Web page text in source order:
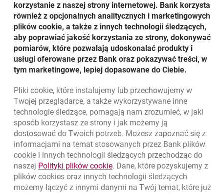
złożoność produktu.
Dowiedz się więcejCzym jest MiFID?
Dowiedz się więcej Klasyfikacja Klientów
Ocena adekwatności
Opis ryzyka
Dowiedz się więcejOpis ryzyka
Dowiedz się więcejKonflikt interesów
Dokumenty
Dowiedz się więcejDokumenty
Nawigacja dolna
Zadzwoń do nas
801 331 331
(+48) 22 598 40 40
Migam
korzystanie z naszej strony internetowej. Bank korzysta
również z opcjonalnych analitycznych i marketingowych
plików cookie, a także z innych technologii śledzących,
aby poprawiać jakość korzystania ze strony, dokonywać
pomiarów, które pozwalają udoskonalać produkty i
usługi oferowane przez Bank oraz pokazywać treści, w
tym marketingowe, lepiej dopasowane do Ciebie.
Pliki cookie, które instalujemy lub przechowujemy w
Twojej przeglądarce, a także wykorzystywane inne
technologie śledzące, pomagają nam zrozumieć, w jaki
sposób korzystasz ze strony i jak możemy ją
dostosować do Twoich potrzeb. Możesz zapoznać się z
informacjami na temat stosowanych przez Bank plików
cookie i innych technologii śledzących przechodząc do
naszej Polityki plików cookielink otwiera się w nowym oknie
. Dane, które pozyskujemy z
plików cookies oraz innych technologii śledzących
możemy łączyć z innymi danymi na Twój temat, które już